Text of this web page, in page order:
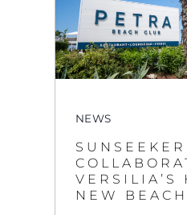
NEWS
SUNSEEKER
VERSILIA’S
NEW